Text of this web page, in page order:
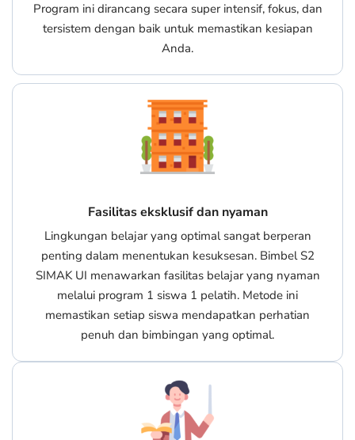
Program ini dirancang secara super intensif, fokus, dan
tersistem dengan baik untuk memastikan kesiapan
Anda.
Fasilitas eksklusif dan nyaman
Lingkungan belajar yang optimal sangat berperan
penting dalam menentukan kesuksesan. Bimbel S2
SIMAK UI menawarkan fasilitas belajar yang nyaman
melalui program 1 siswa 1 pelatih. Metode ini
memastikan setiap siswa mendapatkan perhatian
penuh dan bimbingan yang optimal.